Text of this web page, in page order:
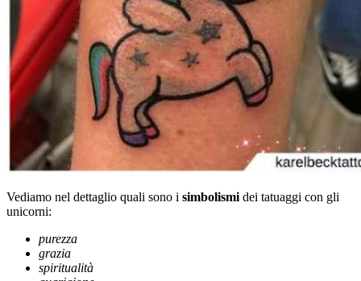
Vediamo nel dettaglio quali sono i simbolismi dei tatuaggi con gli
unicorni:
purezza
grazia
spiritualità